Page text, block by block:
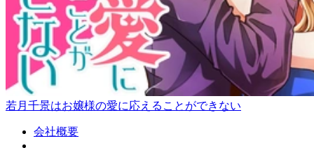
若月千景はお嬢様の愛に応えることができない
会社概要